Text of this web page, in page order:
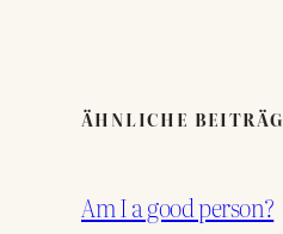
ÄHNLICHE
Am I a good person?